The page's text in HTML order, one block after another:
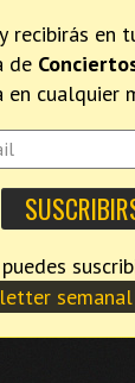
recibirás en
de
en cualquier